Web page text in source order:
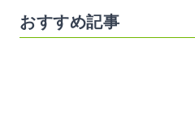
おすすめ記事